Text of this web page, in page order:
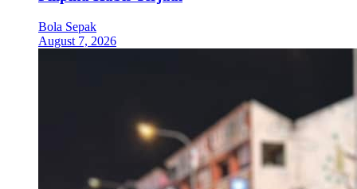
Bola Sepak
August 7, 2026